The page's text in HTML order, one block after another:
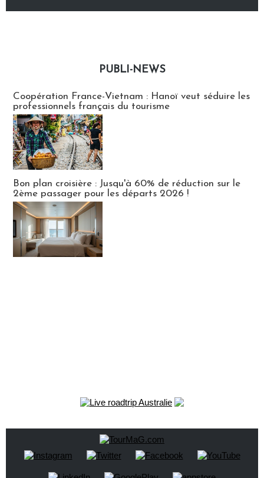
PUBLI-NEWS
Coopération France-Vietnam : Hanoï veut séduire les
professionnels français du tourisme
Bon plan croisière : Jusqu'à 60% de réduction sur le
2ème passager pour les départs 2026 !